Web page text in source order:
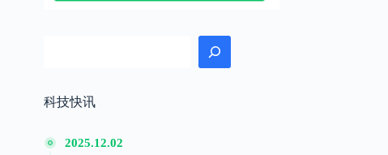
科技快讯
2025.12.02